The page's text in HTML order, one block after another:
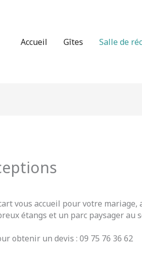
Accueil
Gîtes Salle de
vous accueil pour votre
étangs et un parc paysager au
obtenir un devis : 09 75 76 36 62